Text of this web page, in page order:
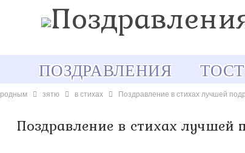
ПОЗДРАВЛЕНИЯ
родным зятю в стихах Поздравление в стихах лучшей
Поздравление в стихах лучшей